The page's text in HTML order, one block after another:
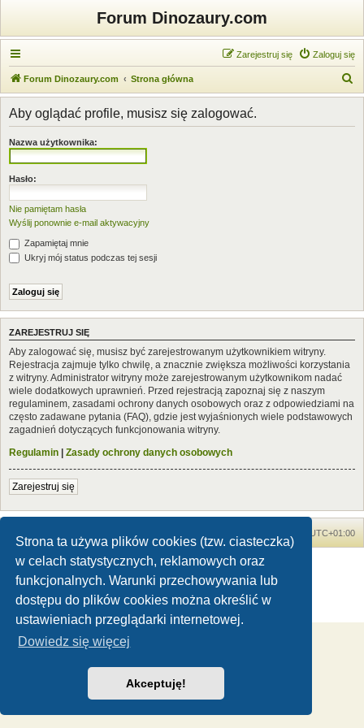
Strona ta używa plików cookies (tzw. ciasteczka)
w celach statystycznych, reklamowych oraz
funkcjonalnych. Warunki przechowywania lub
dostępu do plików cookies można określić w
ustawieniach przeglądarki internetowej.
Dowiedz się więcej
Akceptuję!
Forum Dinozaury.com
Zaloguj się
Zarejestruj się
Forum Dinozaury.com Strona główna
z
Aby oglądać profile, musisz się zalogować.
Nazwa użytkownika:
Hasło:
Nie pamiętam hasła
Wyślij ponownie e-mail aktywacyjny
Zapamiętaj mnie
Ukryj mój status podczas tej sesji
ZAREJESTRUJ SIĘ
Aby zalogować się, musisz być zarejestrowanym użytkownikiem witryny.
Rejestracja zajmuje tylko chwilę, a znacznie zwiększa możliwości korzystania
z witryny. Administrator witryny może zarejestrowanym użytkownikom nadać
wiele dodatkowych uprawnień. Przed rejestracją zapoznaj się z naszym
regulaminem, zasadami ochrony danych osobowych oraz z odpowiedziami na
często zadawane pytania (FAQ), gdzie jest wyjaśnionych wiele podstawowych
zagadnień dotyczących funkcjonowania witryny.
Regulamin | Zasady ochrony danych osobowych
Zarejestruj się
UTC+01:00
Dinozaury.com© 2006-2020
Technologię dostarczaphpBB® Forum Software © phpBB Limited
Zasady ochrony danych osobowych|Regulamin